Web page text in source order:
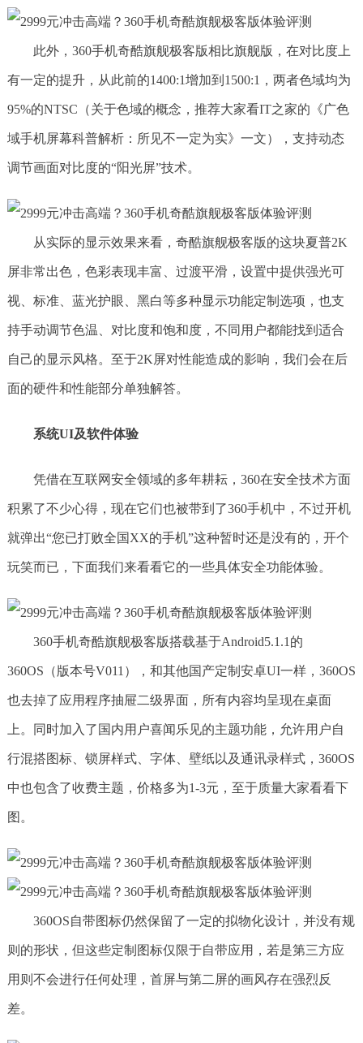
此外，360手机奇酷旗舰极客版相比旗舰版，在对比度上
有一定的提升，从此前的1400:1增加到1500:1，两者色域均为
95%的NTSC（关于色域的概念，推荐大家看IT之家的《广色
域手机屏幕科普解析：所见不一定为实》一文），支持动态
调节画面对比度的“阳光屏”技术。
从实际的显示效果来看，奇酷旗舰极客版的这块夏普2K
屏非常出色，色彩表现丰富、过渡平滑，设置中提供强光可
视、标准、蓝光护眼、黑白等多种显示功能定制选项，也支
持手动调节色温、对比度和饱和度，不同用户都能找到适合
自己的显示风格。至于2K屏对性能造成的影响，我们会在后
面的硬件和性能部分单独解答。
系统UI及软件体验
凭借在互联网安全领域的多年耕耘，360在安全技术方面
积累了不少心得，现在它们也被带到了360手机中，不过开机
就弹出“您已打败全国XX的手机”这种暂时还是没有的，开个
玩笑而已，下面我们来看看它的一些具体安全功能体验。
360手机奇酷旗舰极客版搭载基于Android5.1.1的
360OS（版本号V011），和其他国产定制安卓UI一样，360OS
也去掉了应用程序抽屉二级界面，所有内容均呈现在桌面
上。同时加入了国内用户喜闻乐见的主题功能，允许用户自
行混搭图标、锁屏样式、字体、壁纸以及通讯录样式，360OS
中也包含了收费主题，价格多为1-3元，至于质量大家看看下
图。
360OS自带图标仍然保留了一定的拟物化设计，并没有规
则的形状，但这些定制图标仅限于自带应用，若是第三方应
用则不会进行任何处理，首屏与第二屏的画风存在强烈反
差。